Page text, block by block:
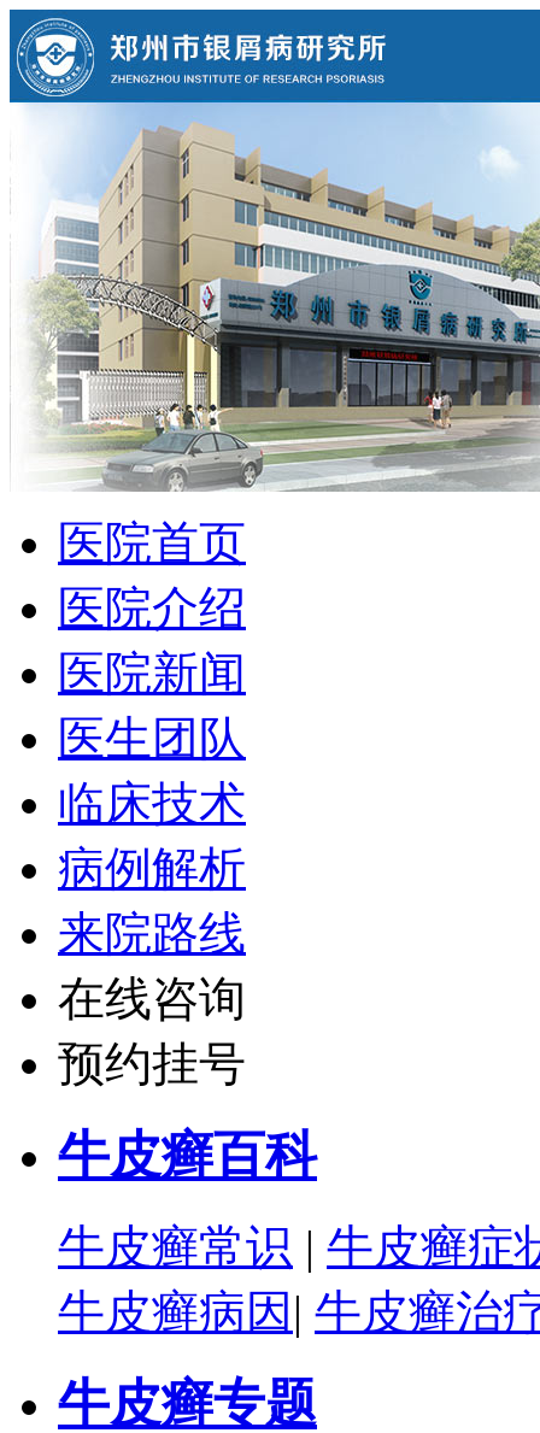
医院首页
医院介绍
医院新闻
医生团队
临床技术
病例解析
来院路线
在线咨询
预约挂号
牛皮癣百科
牛皮癣常识 | 牛皮癣症
牛皮癣病因 | 牛皮癣治
牛皮癣专题